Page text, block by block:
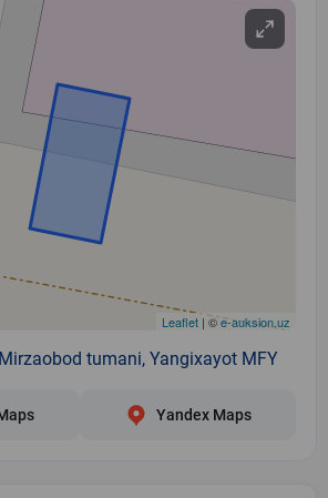
Leaflet | ©e-auksion.uz
tumani, Yangixayot MFY
Yandex Maps